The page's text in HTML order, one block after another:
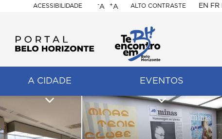
ACESSIBILIDADE
BELO
HORIZONTE
-A +A ALTO CONTRASTE EN FR
A CIDADE EVENTOS